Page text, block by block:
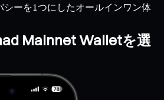
シーを1つにしたオールインワン体
Mainnet Walletを選